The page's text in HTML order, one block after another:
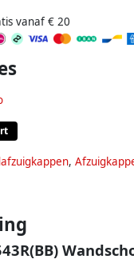
vanaf € 20
,